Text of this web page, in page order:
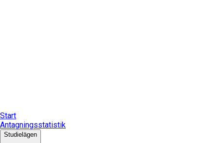
Start
Antagningsstatistik
Studielägen